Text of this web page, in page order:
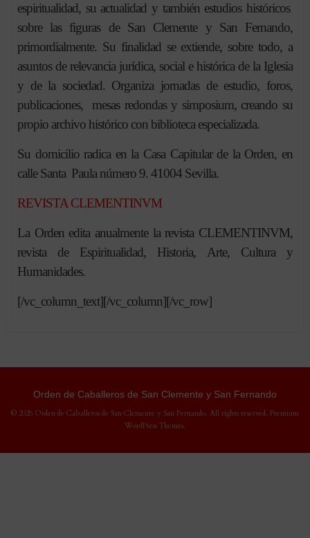
espiritualidad, su actualidad y también estudios históricos
sobre las figuras de San Clemente y San Fernando,
primordialmente. Su finalidad se extiende, sobre todo, a
asuntos de relevancia jurídica, social e histórica de la Iglesia
y de la sociedad. Organiza jornadas de estudio, foros,
publicaciones, mesas redondas y simposium, creando su
propio archivo histórico con biblioteca especializada.
Su domicilio radica en la Casa Capitular de la Orden, en
calle Santa Paula número 9. 41004 Sevilla.
REVISTA CLEMENTINVM
La Orden edita anualmente la revista CLEMENTINVM,
revista de Espiritualidad, Historia, Arte, Cultura y
Humanidades.
[/vc_column_text][/vc_column][/vc_row]
Orden de Caballeros de San Clemente y San Fernando
© 2026 Orden de Caballeros de San Clemente y San Fernando. All rights reserved. Premium
WordPress Themes.